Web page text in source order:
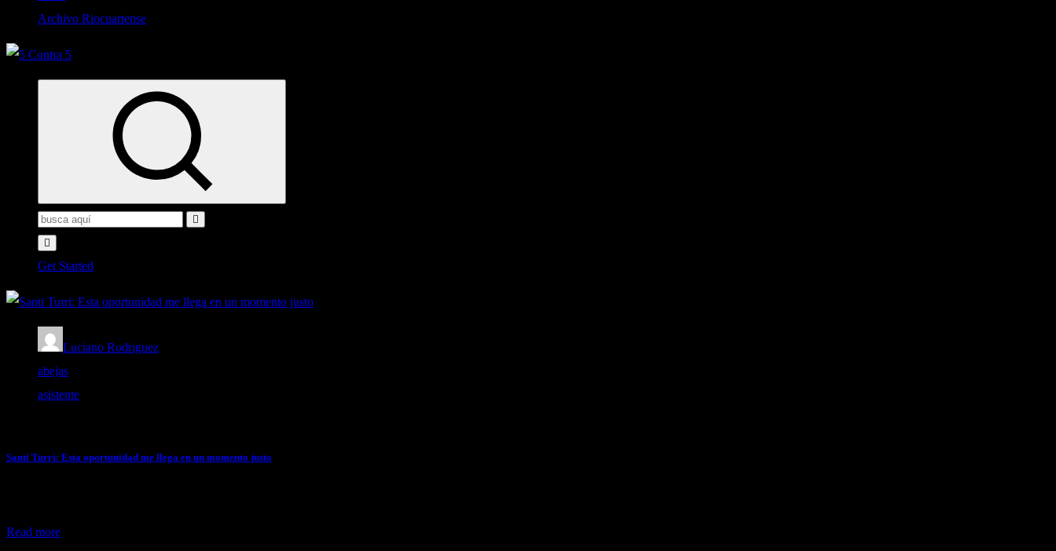
Archivo Riocuartense
Buscar:
Get Started
Luciano Rodriguez
abejas
asistente
Santi Turri: Esta oportunidad me llega en un momento justo
Read more